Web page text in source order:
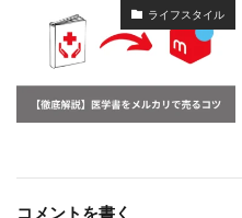
ライフスタイル
コメントを書く